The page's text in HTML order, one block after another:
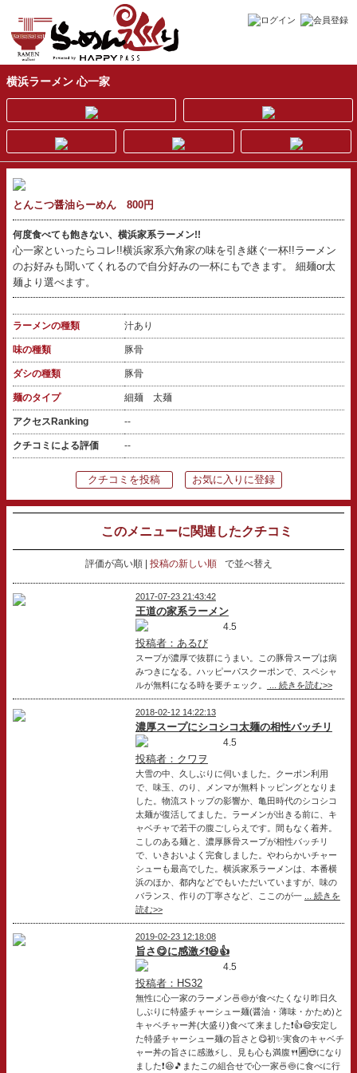
横浜ラーメン 心一家
とんこつ醤油らーめん 800円
何度食べても飽きない、横浜家系ラーメン!!
心一家といったらコレ!!横浜家系六角家の味を引き継ぐ一杯!!ラーメン
のお好みも聞いてくれるので自分好みの一杯にもできます。 細麺or太
麺より選べます。
ラーメンの種類 汁あり
味の種類 豚骨
ダシの種類 豚骨
麺のタイプ 細麺 太麺
アクセスRanking --
クチコミによる評価 --
クチコミを投稿 お気に入りに登録
このメニューに関連したクチコミ
評価が高い順 投稿の新しい順 で並べ替え
2017-07-23 21:43:42
王道の家系ラーメン
4.5
投稿者：あるび
スープが濃厚で抜群にうまい。この豚骨スープは病
みつきになる。ハッピーパスクーポンで、スペシャ
ルが無料になる時を要チェック。
... 続きを読む>>
2018-02-12 14:22:13
濃厚スープにシコシコ太麺の相性バッチリ
4.5
投稿者：クワヲ
大雪の中、久しぶりに伺いました。クーポン利用
で、味玉、のり、メンマが無料トッピングとなりま
した。物流ストップの影響か、亀田時代のシコシコ
太麺が復活してました。ラーメンが出きる前に、キ
ャベチャで若干の腹ごしらえです。間もなく着丼。
こしのある麺と、濃厚豚骨スープが相性バッチリ
で、いきおいよく完食しました。やわらかいチャー
シューも最高でした。横浜家系ラーメンは、本番横
浜のほか、都内などでもいただいていますが、味の
バランス、作りの丁寧さなど、ここのが一
... 続きを
読む>>
2019-02-23 12:18:08
旨さ😋に感激⚡❗😆👍
4.5
投稿者：HS32
無性に心一家のラーメン🍜🍥が食べたくなり昨日久
しぶりに特盛チャーシュー麺(醤油・薄味・かため)と
キャベチャー丼(大盛り)食べて来ました❗👍😄安定し
た特盛チャーシュー麺の旨さと😋初✨実食のキャベチ
ャー丼の旨さに感激⚡し、見も心も満腹🍴🈵😍になり
ました❗😆🎵またこの組合せで心一家🍜🍥に食べに行